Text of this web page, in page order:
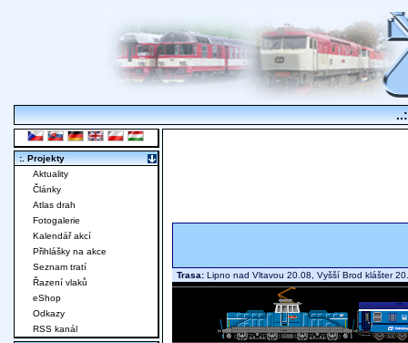
Trasa: Lipno nad Vltavou 20.08, Vyšší Brod klášter
:. Projekty
Aktuality
Články
Atlas drah
Fotogalerie
Kalendář akcí
Přihlášky na akce
Seznam tratí
Řazení vlaků
eShop
Odkazy
RSS kanál